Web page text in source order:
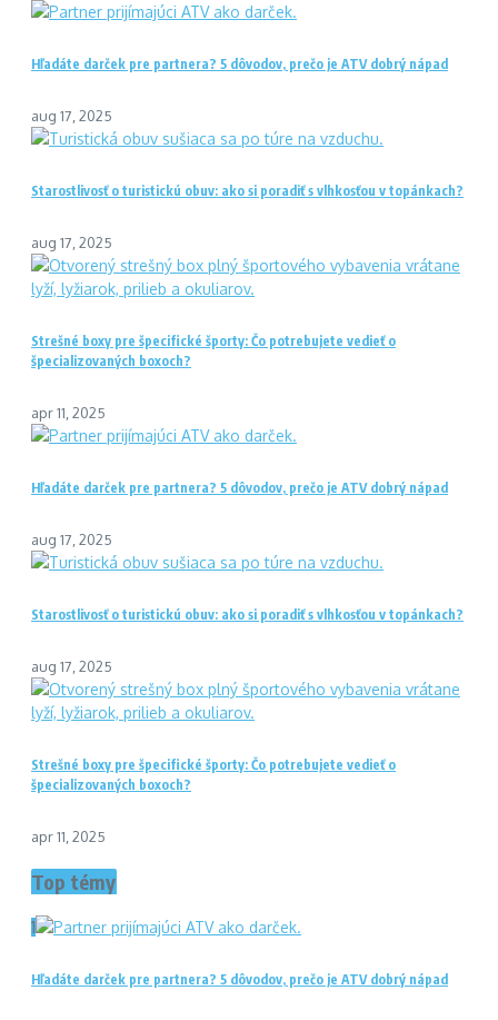
Hľadáte darček pre partnera? 5 dôvodov, prečo je ATV dobrý nápad
aug 17, 2025
Starostlivosť o turistickú obuv: ako si poradiť s vlhkosťou v topánkach?
aug 17, 2025
Strešné boxy pre špecifické športy: Čo potrebujete vedieť o
špecializovaných boxoch?
apr 11, 2025
Hľadáte darček pre partnera? 5 dôvodov, prečo je ATV dobrý nápad
aug 17, 2025
Starostlivosť o turistickú obuv: ako si poradiť s vlhkosťou v topánkach?
aug 17, 2025
Strešné boxy pre špecifické športy: Čo potrebujete vedieť o
špecializovaných boxoch?
apr 11, 2025
Top témy
1
Hľadáte darček pre partnera? 5 dôvodov, prečo je ATV dobrý nápad